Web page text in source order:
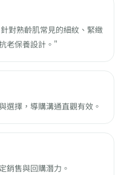
對熟齡肌常見的細紋、緊緻
老保養設計。"
選擇，導購溝通直觀有效。
銷售與回購潛力。